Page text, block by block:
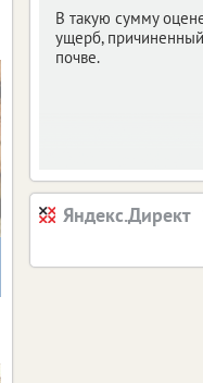
В такую сумму
ущерб, причиненный
почве.
Яндекс.Директ